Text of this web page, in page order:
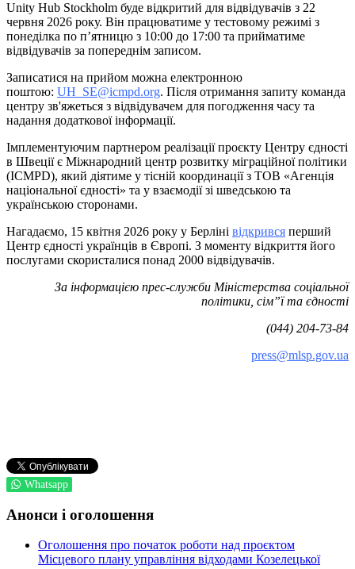
Unity Hub Stockholm буде відкритий для відвідувачів з 22
червня 2026 року. Він працюватиме у тестовому режимі з
понеділка по пʼятницю з 10:00 до 17:00 та прийматиме
відвідувачів за попереднім записом.
Записатися на прийом можна електронною
поштою: UH_SE@icmpd.org. Після отримання запиту команда
центру зв'яжеться з відвідувачем для погодження часу та
надання додаткової інформації.
Імплементуючим партнером реалізації проєкту Центру єдності
в Швеції є Міжнародний центр розвитку міграційної політики
(ICMPD), який діятиме у тісній координації з ТОВ «Агенція
національної єдності» та у взаємодії зі шведською та
українською сторонами.
Нагадаємо, 15 квітня 2026 року у Берліні відкрився перший
Центр єдності українців в Європі. З моменту відкриття його
послугами скористалися понад 2000 відвідувачів.
За інформацією прес-служби Міністерства соціальної
політики, сім”ї та єдності
(044) 204-73-84
press@mlsp.gov.ua
Whatsapp
Анонси і оголошення
Оголошення про початок роботи над проєктом
Місцевого плану управління відходами Козелецької